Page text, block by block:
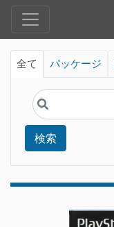
全て パッケージ
検索